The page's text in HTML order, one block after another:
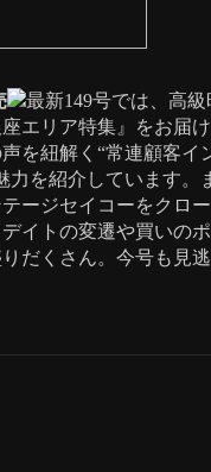
最新149号では、高
エリア特集』をお届
を紐解く“常連顧客イ
力を紹介しています。
ージセイコーをクロ
イトの変遷や買いの
だくさん。今号も見